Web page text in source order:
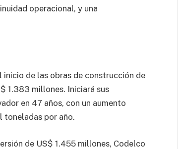
operacional, y una
de las obras de construcción de
1.383 millones. Iniciará sus
en 47 años, con un aumento
toneladas por año.
de US$ 1.455 millones, Codelco